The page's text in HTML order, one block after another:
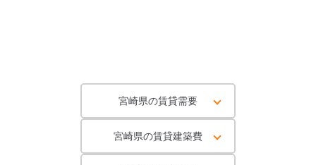
宮崎県の賃貸需要
宮崎県の賃貸建築費